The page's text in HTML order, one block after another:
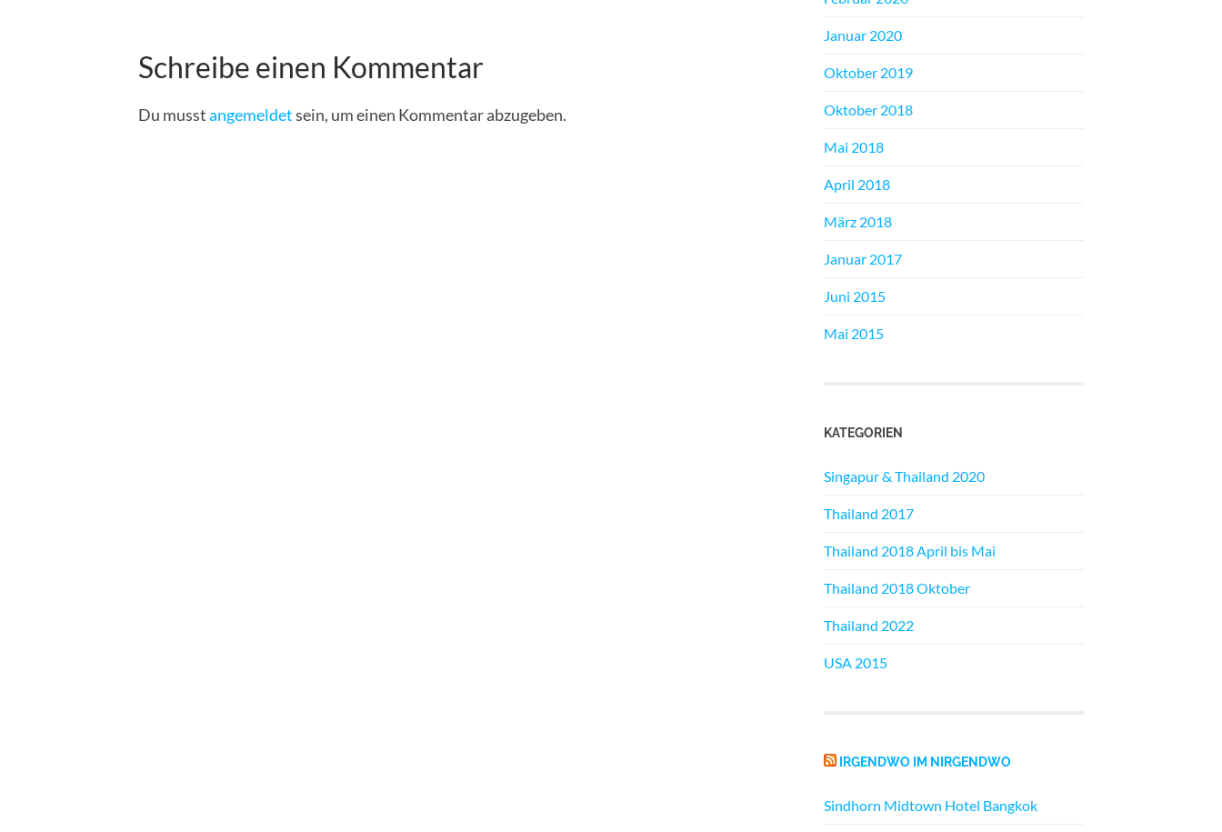
Schreibe einen Kommentar
Du musstangemeldetsein, um einen Kommentar abzugeben.
Januar 2020
Oktober 2019
Oktober 2018
Mai 2018
April 2018
März 2018
Januar 2017
Juni 2015
Mai 2015
KATEGORIEN
Singapur & Thailand 2020
Thailand 2017
Thailand 2018 April bis Mai
Thailand 2018 Oktober
Thailand 2022
USA 2015
IRGENDWO IM NIRGENDWO
Sindhorn Midtown Hotel Bangkok